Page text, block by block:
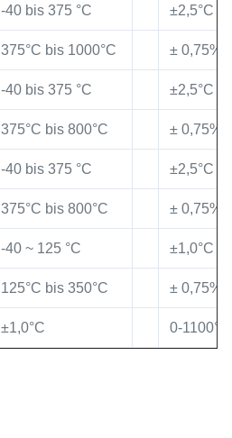
-40 bis 375 °C ±2,5°C
375°C bis 1000°C ± 0,75%
-40 bis 375 °C ±2,5°C
375°C bis 800°C ± 0,75%
-40 bis 375 °C ±2,5°C
375°C bis 800°C ± 0,75%
-40 ~ 125 °C ±1,0°C
125°C bis 350°C ± 0,75%
±1,0°C 0-1100°C